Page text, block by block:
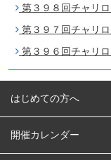
第３９８回チャリ
第３９７回チャリ
第３９６回チャリ
はじめての方へ
はじめての方へ
開催カレンダー